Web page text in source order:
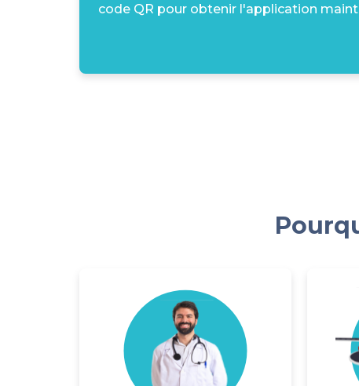
code QR pour obtenir l'application